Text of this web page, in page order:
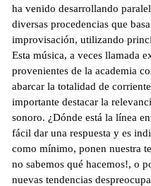
ha venido desarrollando
diversas procedencias que
improvisación, utilizando
Esta música, a veces llamada
provenientes de la academia
abarcar la totalidad de
importante destacar la
sonoro. ¿Dónde está la línea
fácil dar una respuesta y es
como mínimo, ponen nuestra
no sabemos qué hacemos!, o
nuevas tendencias